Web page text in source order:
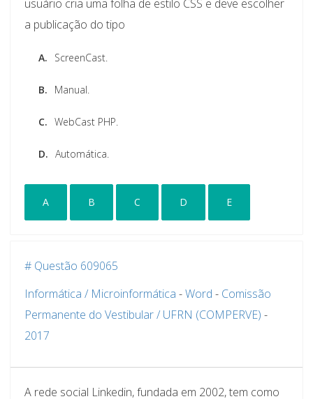
usuário cria uma folha de estilo CSS e deve escolher
a publicação do tipo
A. ScreenCast.
B. Manual.
C. WebCast PHP.
D. Automática.
A B C D E
# Questão 609065
Informática / Microinformática -Word - Comissão
Permanente do Vestibular / UFRN (COMPERVE) -
2017
A rede social Linkedin, fundada em 2002, tem como